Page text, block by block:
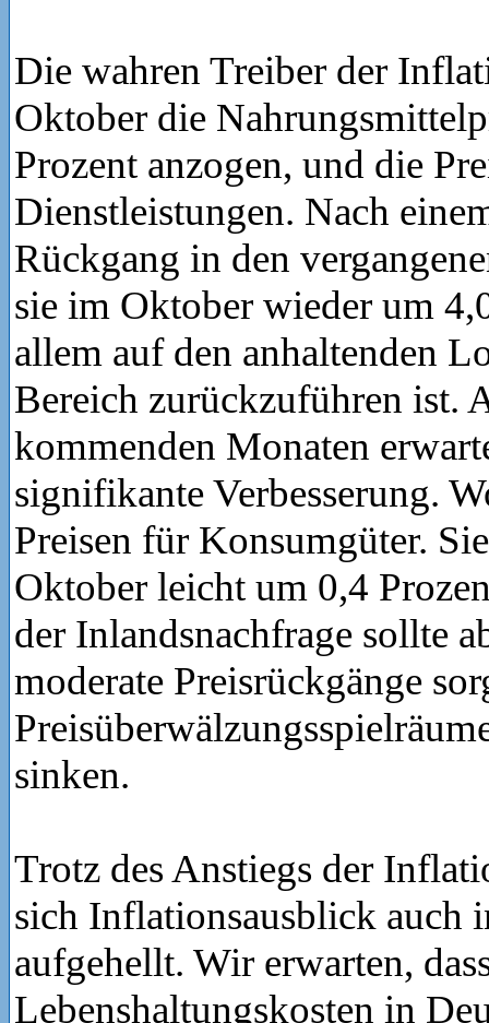
Die wahren Treiber der
Oktober die
Prozent anzogen, und die
Dienstleistungen. Nach
Rückgang in den
sie im Oktober wieder um
allem auf den anhaltenden
Bereich zurückzuführen ist.
kommenden Monaten
signifikante Verbesserung.
Preisen für Konsumgüter.
Oktober leicht um 0,4
der Inlandsnachfrage sollte
moderate Preisrückgänge
sinken.
Trotz des Anstiegs der
sich Inflationsausblick auch
aufgehellt. Wir erwarten,
Lebenshaltungskosten in